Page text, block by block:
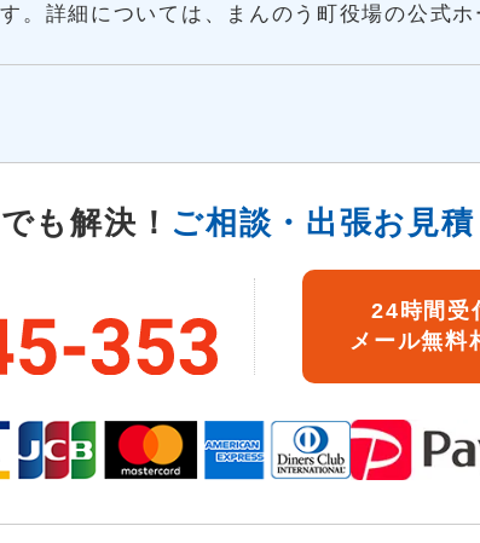
。詳細については、まんのう町役場の公式
も解決！ ご相談・出張お見
24時間受
メール無料